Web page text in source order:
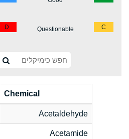
C
Questionable
D
Chemical
Acetaldehyde
Acetamide